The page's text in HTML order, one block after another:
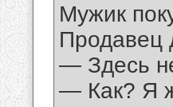
Мужик
Продавец
— Здесь
— Как? Я